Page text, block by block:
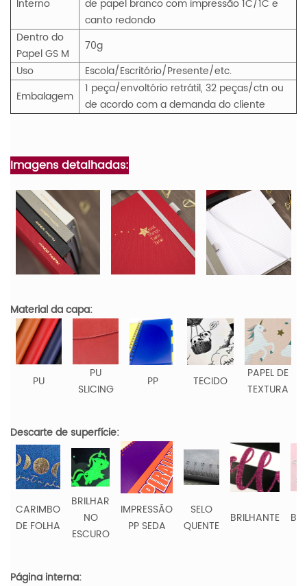
Interno
de papel branco com impressão 1C/1C e
canto redondo
Dentro do
PapelGS M
70g
Uso
Escola/Escritório/Presente/etc.
Embalagem
1 peça/envoltório retrátil, 32 peças/ctn ou
de acordo com a demanda do cliente
Imagens detalhadas:
Material da capa:
PU
PU
SLICING
PP TECIDO
PAPEL DE
TEXTURA
Descarte de superfície:
CARIMBO
DE FOLHA
BRILHAR
NO
ESCURO
IMPRESSÃO
PP SEDA
SELO
QUENTE
BRILHANTE
Página interna: